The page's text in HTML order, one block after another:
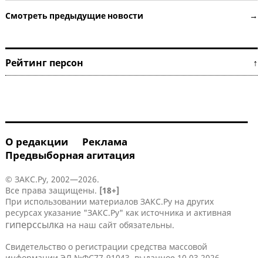
Смотреть предыдущие новости →
Рейтинг персон ↑
О редакции
Реклама
Предвыборная агитация
© ЗАКС.Ру, 2002—2026.
Все права защищены. [18+]
При использовании материалов ЗАКС.Ру на других
ресурсах указание "ЗАКС.Ру" как источника и активная
гиперссылка на наш сайт обязательны.
Свидетельство о регистрации средства массовой